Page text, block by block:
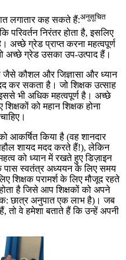
लगातार कह सकते हैं:अनुसूचित
निरंतर होता है, इसलिए
अच्छे ग्रेड प्राप्त करना महत्वपूर्ण
ग्रेड उसका उप-उत्पाद हैं।
कौशल और जिज्ञासा और ध्यान
सकता है। जो शिक्षक उत्साह
भी अधिक महत्वपूर्ण है। अच्छे
को महान शिक्षक होना
आकर्षित किया है (वह शानदार
शायद मदद करते हैं!), लेकिन
को ध्यान में रखते हुए डिज़ाइन
पास स्वतंत्र अध्ययन के लिए समय
शिक्षक परामर्श के लिए मौजूद रहते
है जिसे आप शिक्षकों को अपने
छात्र अनुपात एक लाभ है)। जब
तो वे हमेशा बताते हैं कि उन्हें अपनी